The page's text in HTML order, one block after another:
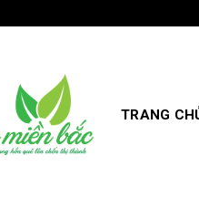
TRANG